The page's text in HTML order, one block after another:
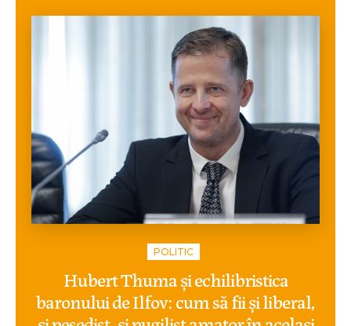
POLITIC
Hubert Thuma și echilibristica
baronului de Ilfov: cum să fii și liberal,